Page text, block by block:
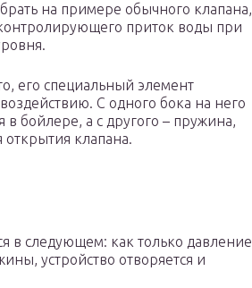
на примере обычного клапана,
приток воды при
его специальный элемент
С одного бока на него
в бойлере, а с другого – пружина,
клапана.
в следующем: как только давление
устройство отворяется и